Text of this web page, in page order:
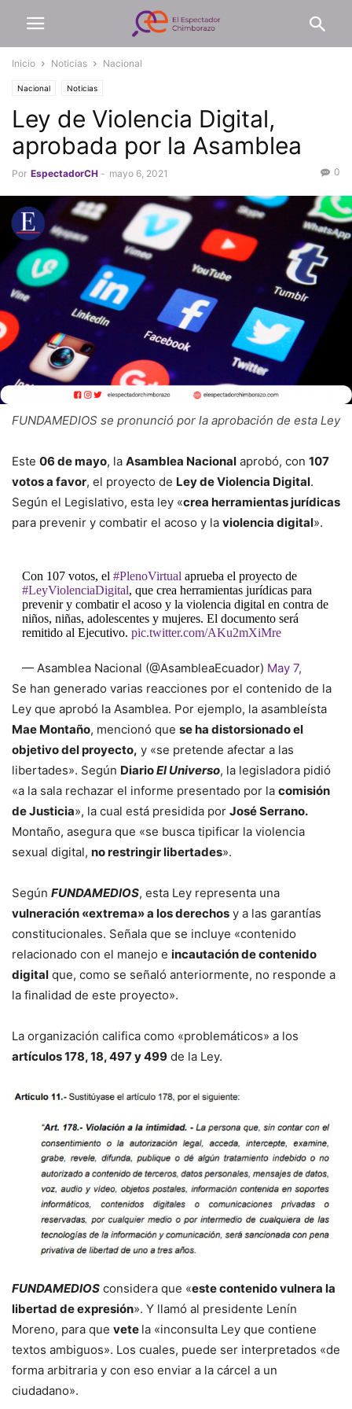
Inicio Noticias Nacional
Nacional Noticias
Ley de Violencia Digital,
aprobada por la Asamblea
Por EspectadorCH - mayo 6, 2021 0
FUNDAMEDIOS se pronunció por la aprobación de esta Ley
Este 06 de mayo, la Asamblea Nacional aprobó, con 107
votos a favor, el proyecto de Ley de Violencia Digital.
Según el Legislativo, esta ley «crea herramientas jurídicas
para prevenir y combatir el acoso y la violencia digital».
Con 107 votos, el #PlenoVirtual aprueba el proyecto de
#LeyViolenciaDigital, que crea herramientas jurídicas para
prevenir y combatir el acoso y la violencia digital en contra de
niños, niñas, adolescentes y mujeres. El documento será
remitido al Ejecutivo. pic.twitter.com/AKu2mXiMre
— Asamblea Nacional (@AsambleaEcuador) May 7,
2021
Se han generado varias reacciones por el contenido de la
Ley que aprobó la Asamblea. Por ejemplo, la asambleísta
Mae Montaño, mencionó que se ha distorsionado el
objetivo del proyecto, y «se pretende afectar a las
libertades». Según DiarioEl Universo, la legisladora pidió
«a la sala rechazar el informe presentado por la comisión
de Justicia», la cual está presidida por José Serrano.
Montaño, asegura que «se busca tipificar la violencia
sexual digital, no restringir libertades».
Según FUNDAMEDIOS, esta Ley representa una
vulneración «extrema» a los derechos y a las garantías
constitucionales. Señala que se incluye «contenido
relacionado con el manejo e incautación de contenido
digital que, como se señaló anteriormente, no responde a
la finalidad de este proyecto».
La organización califica como «problemáticos» a los
artículos 178, 18, 497 y 499 de la Ley.
FUNDAMEDIOS considera que «este contenido vulnera la
libertad de expresión». Y llamó al presidente Lenín
Moreno, para que vete la «inconsulta Ley que contiene
textos ambiguos». Los cuales, puede ser interpretados «de
forma arbitraria y con eso enviar a la cárcel a un
ciudadano».